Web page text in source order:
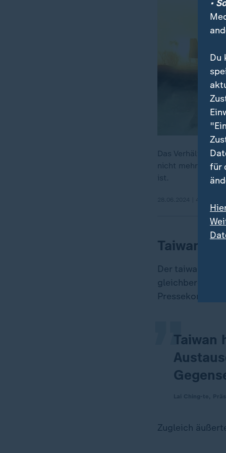
Das Verhältnis
nicht mehr.
ist.
Taiwans
Der
Taiwan
„
Zugleich
•
Du
für